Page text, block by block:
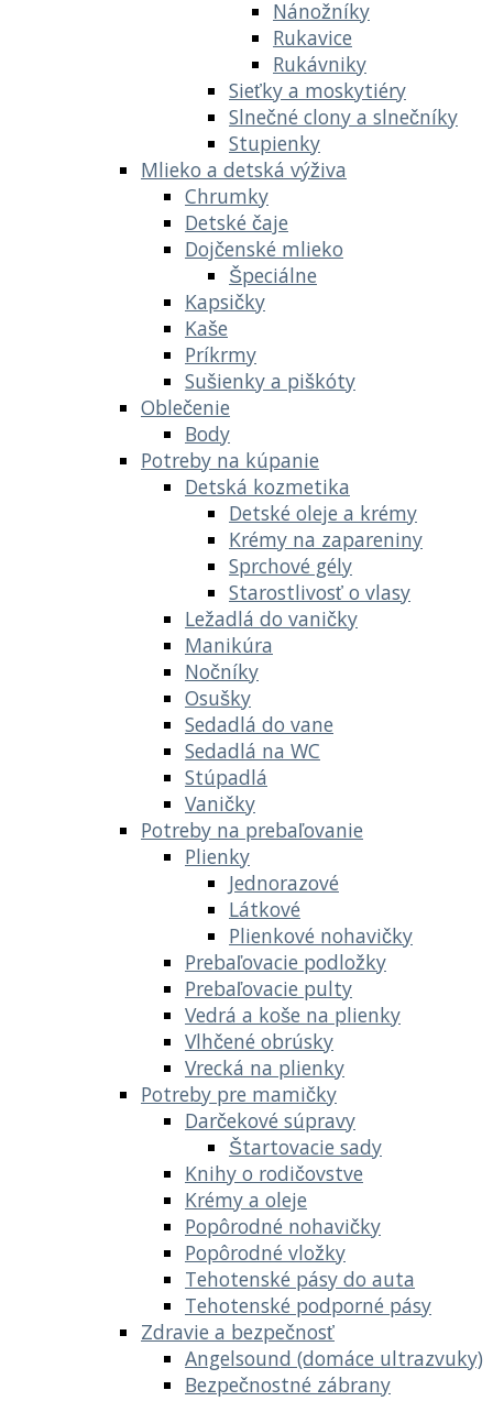
Nánožníky
Rukavice
Rukávniky
Sieťky a moskytiéry
Slnečné clony a slnečníky
Stupienky
Mlieko a detská výživa
Chrumky
Detské čaje
Dojčenské mlieko
Špeciálne
Kapsičky
Kaše
Príkrmy
Sušienky a piškóty
Oblečenie
Body
Potreby na kúpanie
Detská kozmetika
Detské oleje a krémy
Krémy na zapareniny
Sprchové gély
Starostlivosť o vlasy
Ležadlá do vaničky
Manikúra
Nočníky
Osušky
Sedadlá do vane
Sedadlá na WC
Stúpadlá
Vaničky
Potreby na prebaľovanie
Plienky
Jednorazové
Látkové
Plienkové nohavičky
Prebaľovacie podložky
Prebaľovacie pulty
Vedrá a koše na plienky
Vlhčené obrúsky
Vrecká na plienky
Potreby pre mamičky
Darčekové súpravy
Štartovacie sady
Knihy o rodičovstve
Krémy a oleje
Popôrodné nohavičky
Popôrodné vložky
Tehotenské pásy do auta
Tehotenské podporné pásy
Zdravie a bezpečnosť
Angelsound (domáce ultrazvuky)
Bezpečnostné zábrany